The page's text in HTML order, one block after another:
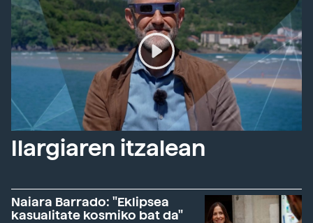
Ilargiaren itzalean
Naiara Barrado: "Eklipsea
kasualitate kosmiko bat da"